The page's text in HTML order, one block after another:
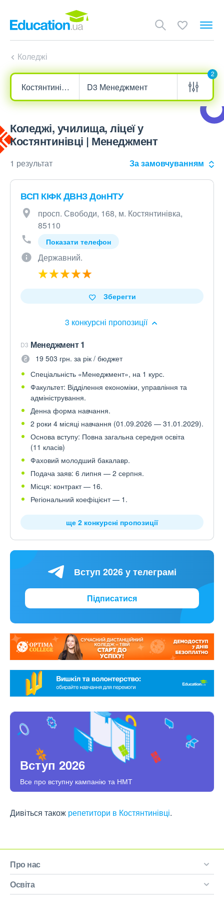
Коледжі
2
Коледжі, училища, ліцеї у
Костянтинівці | Менеджмент
1 результат За замовчуванням
ВСП КІФК ДВНЗ ДонНТУ
просп. Свободи, 168, м. Костянтинівка,
85110
Показати телефон
Державний.
3 конкурсні пропозиції
Зберегти
D3 Менеджмент 1
19 503 грн. за рік / бюджет
Спеціальність «Менеджмент», на 1 курс.
Факультет: Відділення економіки, управління та
адміністрування.
Денна форма навчання.
2 роки 4 місяці навчання (01.09.2026 — 31.01.2029).
Основа вступу: Повна загальна середня освіта
(11 класів)
Фаховий молодший бакалавр.
Подача заяв: 6 липня — 2 серпня.
Місця: контракт — 16.
Регіональний коефіцієнт — 1.
ще 2 конкурсні пропозиції
Вступ 2026 у телеграмі
Підписатися
Вступ 2026
Все про вступну кампанію та НМТ
Дивіться також репетитори в Костянтинівці.
Про нас
Освіта